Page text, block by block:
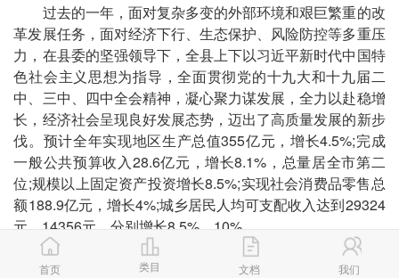
过去的一年，面对复杂多变的外部环境和艰巨繁重的改
革发展任务，面对经济下行、生态保护、风险防控等多重压
力，在县委的坚强领导下，全县上下以习近平新时代中国特
色社会主义思想为指导，全面贯彻党的十九大和十九届二
中、三中、四中全会精神，凝心聚力谋发展，全力以赴稳增
长，经济社会呈现良好发展态势，迈出了高质量发展的新步
伐。预计全年实现地区生产总值355亿元，增长4.5%;完成
一般公共预算收入28.6亿元，增长8.1%，总量居全市第二
位;规模以上固定资产投资增长8.5%;实现社会消费品零售总
额188.9亿元，增长4%;城乡居民人均可支配收入达到29324
元、14356元，分别增长8.5%、10%。
(一)新旧动能加速转换。紧紧围绕高质量发展要求，坚
首页 类目 文档 我们